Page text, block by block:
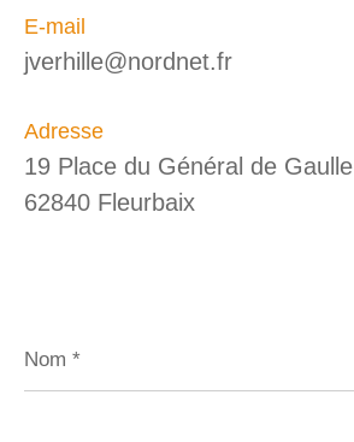
E-mail
jverhille@nordnet.fr
Adresse
19 Place du Général de Gaulle
62840 Fleurbaix
*